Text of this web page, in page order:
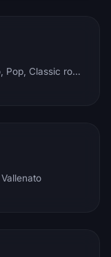
Dance, Rock, R'n'b, Disco, Pop, Classic rock, Techno, Reggae